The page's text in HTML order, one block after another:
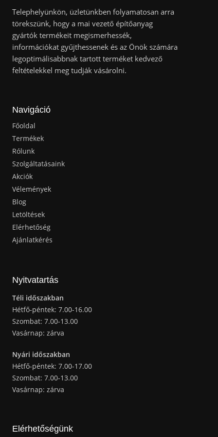
Telephelyünkön, üzletünkben folyamatosan arra
törekszünk, hogy a mai vezető építőanyag
gyártók termékeit megismerhessék,
információkat gyűjthessenek és az Önök számára
legoptimálisabbnak tartott terméket kedvező
feltételekkel meg tudják vásárolni.
Navigáció
Főoldal
Termékek
Rólunk
Szolgáltatásaink
Akciók
Vélemények
Blog
Letöltések
Elérhetőség
Ajánlatkérés
Nyitvatartás
Téli időszakban
Hétfő-péntek: 7.00-16.00
Szombat: 7.00-13.00
Vasárnap: zárva
Nyári időszakban
Hétfő-péntek: 7.00-17.00
Szombat: 7.00-13.00
Vasárnap: zárva
Elérhetőségünk